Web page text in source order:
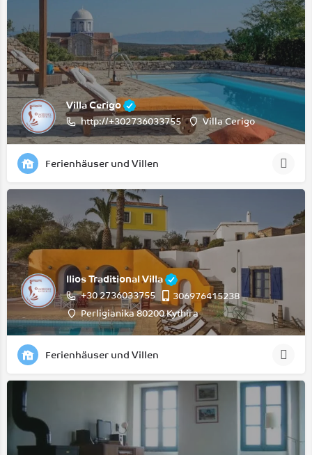
Villa Cerigo
http://+302736033755 Villa Cerigo
Ferienhäuser und Villen
Ilios Traditional Villa
+30 2736033755
306976415238
Perligianika 80200 Kythira
Ferienhäuser und Villen